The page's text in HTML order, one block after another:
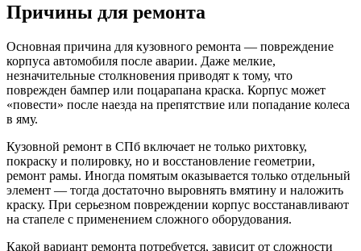
Причины для ремонта
Основная причина для кузовного ремонта — повреждение
корпуса автомобиля после аварии. Даже мелкие,
незначительные столкновения приводят к тому, что
поврежден бампер или поцарапана краска. Корпус может
«повести» после наезда на препятствие или попадание колеса
в яму.
Кузовной ремонт в СПб включает не только рихтовку,
покраску и полировку, но и восстановление геометрии,
ремонт рамы. Иногда помятым оказывается только отдельный
элемент — тогда достаточно выровнять вмятину и наложить
краску. При серьезном повреждении корпус восстанавливают
на стапеле с применением сложного оборудования.
Какой вариант ремонта потребуется, зависит от сложности